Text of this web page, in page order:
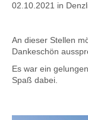
02.10.2021 in
An dieser Stellen
Dankeschön
Es war ein
Spaß dabei.